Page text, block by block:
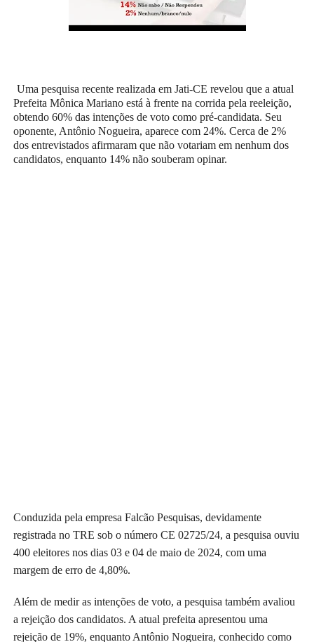
Uma pesquisa recente realizada em Jati-CE revelou que a atual
Prefeita Mônica Mariano está à frente na corrida pela reeleição,
obtendo 60% das intenções de voto como pré-candidata. Seu
oponente, Antônio Nogueira, aparece com 24%. Cerca de 2%
dos entrevistados afirmaram que não votariam em nenhum dos
candidatos, enquanto 14% não souberam opinar.
Conduzida pela empresa Falcão Pesquisas, devidamente
registrada no TRE sob o número CE 02725/24, a pesquisa ouviu
400 eleitores nos dias 03 e 04 de maio de 2024, com uma
margem de erro de 4,80%.
Além de medir as intenções de voto, a pesquisa também avaliou
a rejeição dos candidatos. A atual prefeita apresentou uma
rejeição de 19%, enquanto Antônio Nogueira, conhecido como